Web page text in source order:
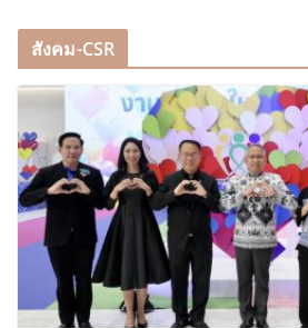
สังคม-CSR